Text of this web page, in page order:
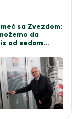
sa Zvezdom:
da
od sedam